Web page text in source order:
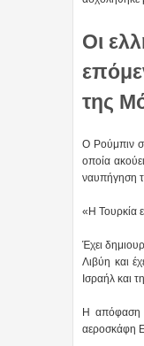
Οι
της
Ο Ρούμπιν
οποία
ναυπήγηση
«Η Τουρκία
Έχει
Λιβύη και
Ισραήλ και
Η απόφαση
αεροσκάφη